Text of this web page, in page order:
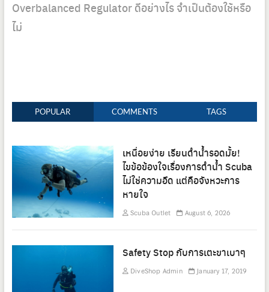
post:
Overbalanced Regulator ดีอย่างไร จำเป็นต้องใช้หรือ
ไม่
POPULAR COMMENTS TAGS
เหนื่อยง่าย เรียนดำน้ำรอดมั้ย!
ไขข้อข้องใจเรื่องการดำน้ำ Scuba
ไม่ใช่ความอึด แต่คือจังหวะการ
หายใจ
Scuba Outlet August 6, 2026
Safety Stop กับการเตะขาเบาๆ
DiveShop Admin January 17, 2019